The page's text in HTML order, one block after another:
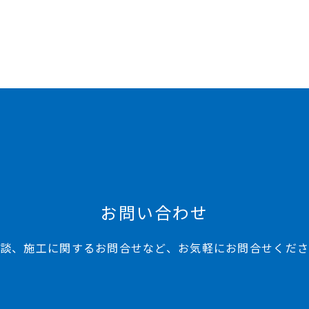
お問い合わせ
、施工に関するお問合せなど、お気軽にお問合せくだ